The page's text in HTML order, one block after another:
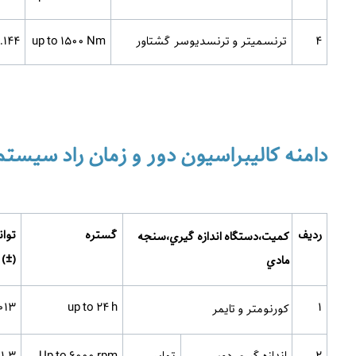
4 ترنسمیتر و ترنسدیوسر گشتاور up to 1500 Nm
% rdg
دامنه کالیبراسیون دور و زمان راد
ردیف كميت،دستگاه اندازه­ گيري،سنجه
مادي
گستره
(
±
)
1 کورنومتر و تایمر up to 24 h
sec